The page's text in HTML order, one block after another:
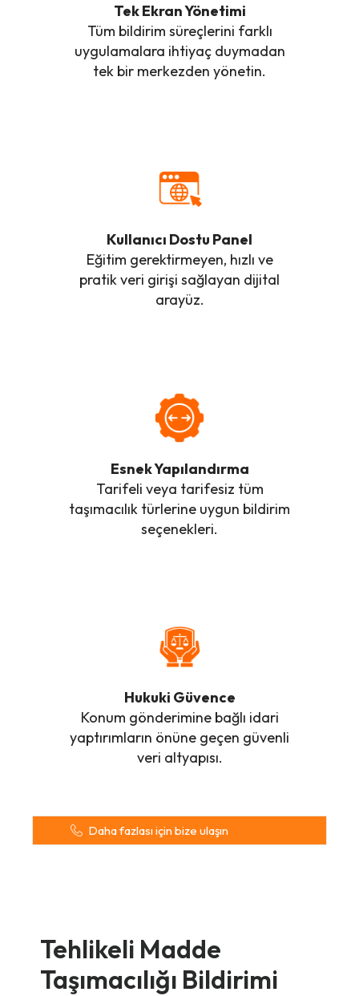
Tek Ekran Yönetimi
Tüm bildirim süreçlerini farklı
uygulamalara ihtiyaç duymadan
tek bir merkezden yönetin.
Hukuki Güvence
Konum gönderimine bağlı idari
yaptırımların önüne geçen güvenli
veri altyapısı.
Esnek Yapılandırma
Tarifeli veya tarifesiz tüm
taşımacılık türlerine uygun bildirim
seçenekleri.
Kullanıcı Dostu Panel
Eğitim gerektirmeyen, hızlı ve
pratik veri girişi sağlayan dijital
arayüz.
Daha fazlası için bize ulaşın
Tehlikeli Madde
Taşımacılığı Bildirimi